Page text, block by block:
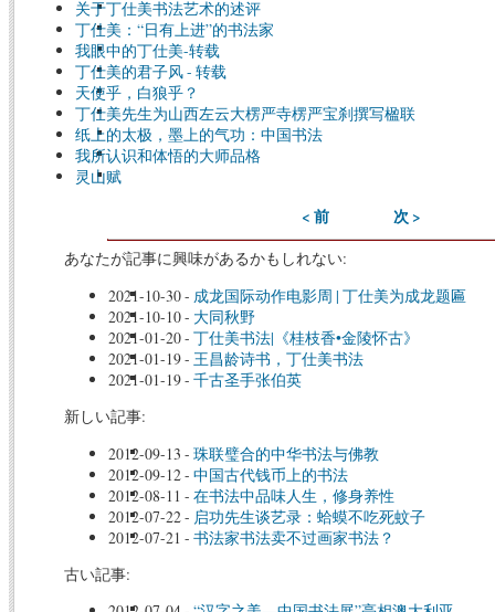
关于丁仕美书法艺术的述评
丁仕美：“日有上进”的书法家
我眼中的丁仕美-转载
丁仕美的君子风 - 转载
天使乎，白狼乎？
丁仕美先生为山西左云大楞严寺楞严宝刹撰写楹联
纸上的太极，墨上的气功：中国书法
我所认识和体悟的大师品格
灵山赋
< 前 次 >
あなたが記事に興味があるかもしれない:
2021-10-30- 成龙国际动作电影周 | 丁仕美为成龙题匾
2021-10-10- 大同秋野
2021-01-20- 丁仕美书法|《桂枝香•金陵怀古》
2021-01-19- 王昌龄诗书，丁仕美书法
2021-01-19- 千古圣手张伯英
新しい記事:
2012-09-13 - 珠联璧合的中华书法与佛教
2012-09-12- 中国古代钱币上的书法
2012-08-11 - 在书法中品味人生，修身养性
2012-07-22- 启功先生谈艺录：蛤蟆不吃死蚊子
2012-07-21 - 书法家书法卖不过画家书法？
古い記事: